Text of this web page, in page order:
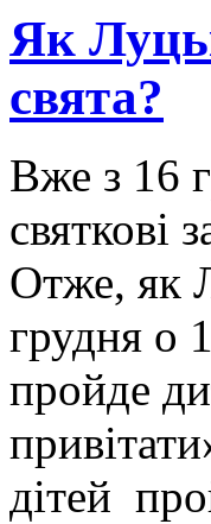
Як
свята?
Вже з 16
святкові
Отже, як
грудня о
пройде
дітей